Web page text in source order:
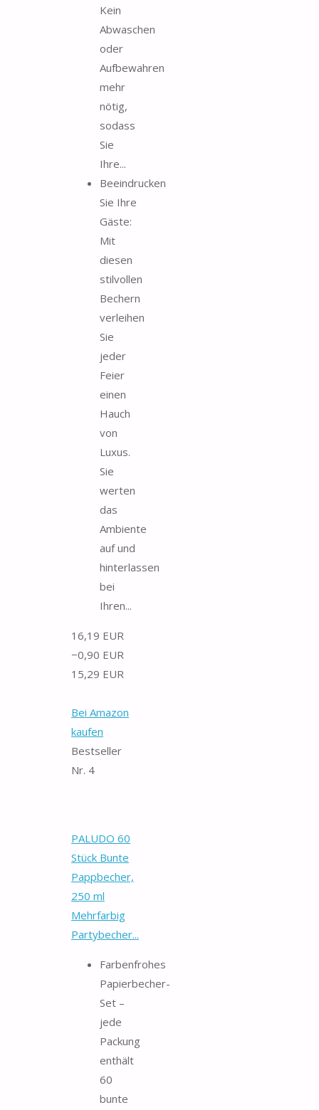
Kein
Abwaschen
oder
Aufbewahren
mehr
nötig,
sodass
Sie
Ihre...
Beeindrucken
Sie Ihre
Gäste:
Mit
diesen
stilvollen
Bechern
verleihen
Sie
jeder
Feier
einen
Hauch
von
Luxus.
Sie
werten
das
Ambiente
auf und
hinterlassen
bei
Ihren...
16,19 EUR
−0,90 EUR
15,29 EUR
Bei Amazon
kaufen
Bestseller
Nr. 4
PALUDO 60
Stück Bunte
Pappbecher,
250 ml
Mehrfarbig
Partybecher...
Farbenfrohes
Papierbecher-
Set –
jede
Packung
enthält
60
bunte